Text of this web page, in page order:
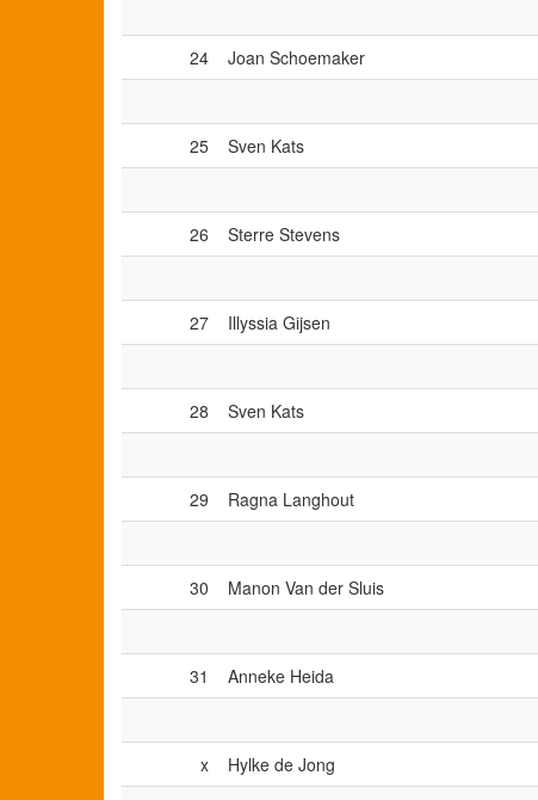
24
Joan Schoemaker
25
Sven Kats
26
Sterre Stevens
27
Illyssia Gijsen
28
Sven Kats
29
Ragna Langhout
30
Manon Van der Sluis
31
Anneke Heida
x
Hylke de Jong